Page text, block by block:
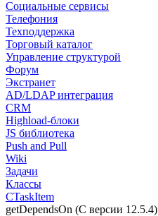
Социальные сервисы
Телефония
Техподдержка
Торговый каталог
Управление структурой
Форум
Экстранет
AD/LDAP интеграция
CRM
Highload-блоки
JS библиотека
Push and Pull
Wiki
Задачи
Классы
CTaskItem
getDependsOn (С версии 12.5.4)